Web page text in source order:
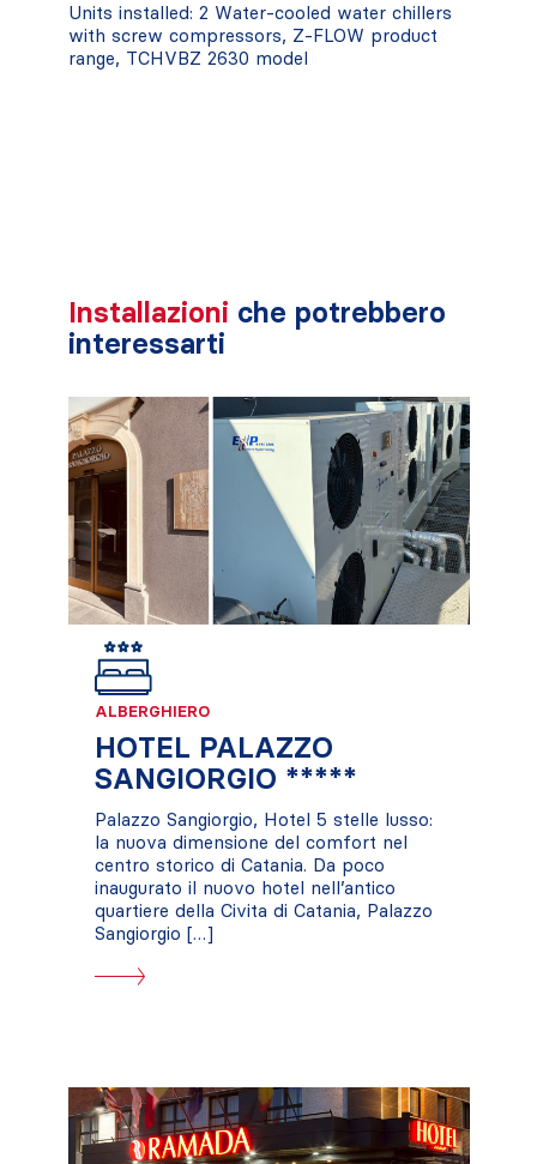
Units installed: 2 Water-cooled water chillers
with screw compressors, Z-FLOW product
range, TCHVBZ 2630 model
Installazioni che potrebbero
interessarti
ALBERGHIERO
HOTEL PALAZZO
SANGIORGIO *****
Palazzo Sangiorgio, Hotel 5 stelle lusso:
la nuova dimensione del comfort nel
centro storico di Catania. Da poco
inaugurato il nuovo hotel nell’antico
quartiere della Civita di Catania, Palazzo
Sangiorgio […]